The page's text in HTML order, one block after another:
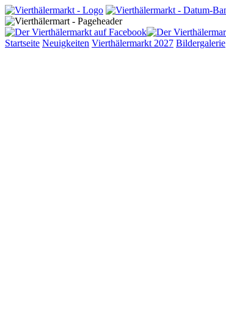
Startseite Neuigkeiten Vierthälermarkt 2027 Bildergalerie